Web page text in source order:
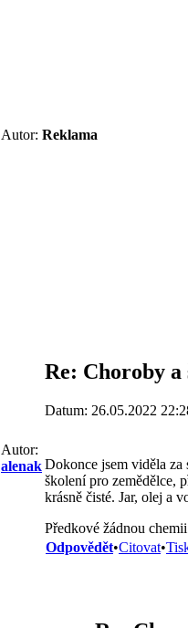
Autor: Reklama
Autor:
alenak
Re: Choroby
Datum: 26.05.2022
Dokonce jsem viděla
školení pro zemědělce,
krásně čisté. Jar, olej a
Předkové žádnou
Odpovědět•Citovat•